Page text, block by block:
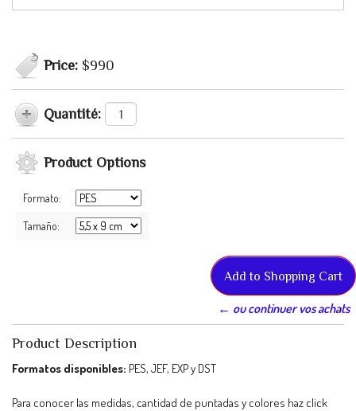
Price: $990
Quantité:
Product Options
Formato:
Tamaño:
← ou continuer vos achats
Product Description
Formatos disponibles: PES, JEF, EXP y DST
Para conocer las medidas, cantidad de puntadas y colores haz click